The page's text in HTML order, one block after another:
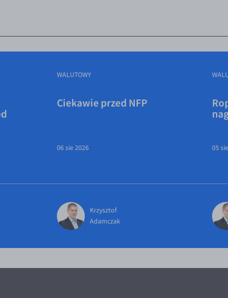
WALUTOWY
Ciekawie przed NFP
06 sie 2026
Krzysztof
Adamczak
05